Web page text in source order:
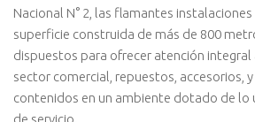
Nacional N° 2, las flamantes
superficie construida de más de 800
dispuestos para ofrecer atención integral
sector comercial, repuestos, accesorios,
contenidos en un ambiente dotado de lo
de servicio.